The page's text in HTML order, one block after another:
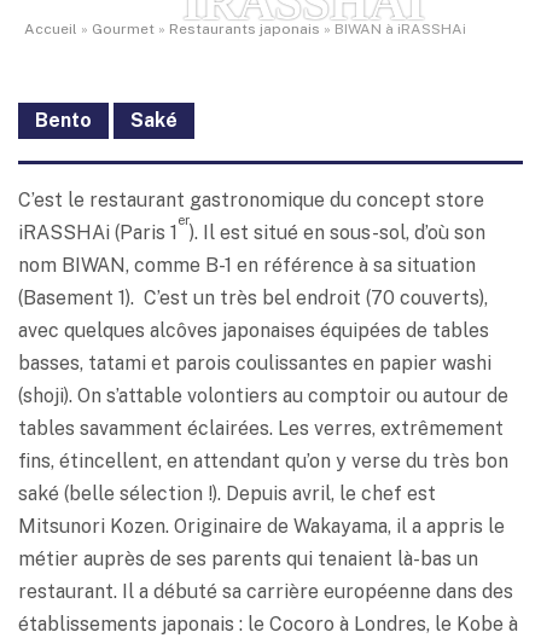
Accueil » Gourmet » Restaurants japonais » BIWAN à iRASSHAi
Bento Saké
C’est le restaurant gastronomique du concept store
iRASSHAi (Paris 1
er
). Il est situé en sous-sol, d’où son
nom BIWAN, comme B-1 en référence à sa situation
(Basement 1). C’est un très bel endroit (70 couverts),
avec quelques alcôves japonaises équipées de tables
basses, tatami et parois coulissantes en papier washi
(shoji). On s’attable volontiers au comptoir ou autour de
tables savamment éclairées. Les verres, extrêmement
fins, étincellent, en attendant qu’on y verse du très bon
saké (belle sélection !). Depuis avril, le chef est
Mitsunori Kozen. Originaire de Wakayama, il a appris le
métier auprès de ses parents qui tenaient là-bas un
restaurant. Il a débuté sa carrière européenne dans des
établissements japonais : le Cocoro à Londres, le Kobe à